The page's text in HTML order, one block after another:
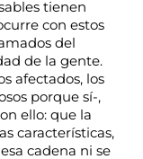
tienen
con estos
del
de la gente.
afectados, los
porque sí-,
ello: que la
características,
cadena ni se